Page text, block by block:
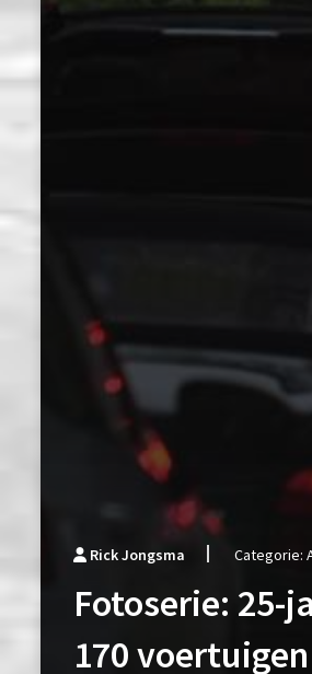
Rick Jongsma Categorie:
Fotoserie: 25-
170